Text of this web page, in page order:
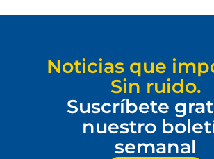
Noticias que
Sin ruido.
Suscríbete
nuestro
semanal